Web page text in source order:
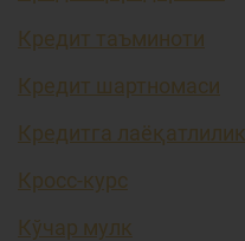
Кредит таъминоти
Кредит шартномаси
Кредитга лаёқатлилик
Кросс-курс
Кўчар мулк